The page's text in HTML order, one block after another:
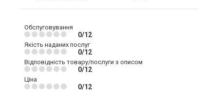
Обслуговування
0/12
Якість наданих послуг
0/12
Відповідність товару/послуги з описом
0/12
Ціна
0/12